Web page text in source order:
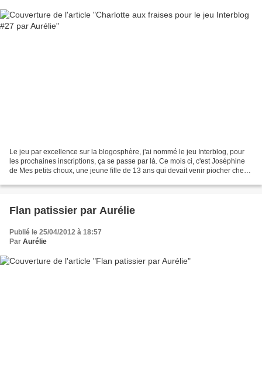
Le jeu par excellence sur la blogosphère, j'ai nommé le jeu Interblog, pour
les prochaines inscriptions, ça se passe par là. Ce mois ci, c'est Joséphine
de Mes petits choux, une jeune fille de 13 ans qui devait venir piocher chez
Flan patissier par Aurélie
Publié le 25/04/2012 à 18:57
Par Aurélie